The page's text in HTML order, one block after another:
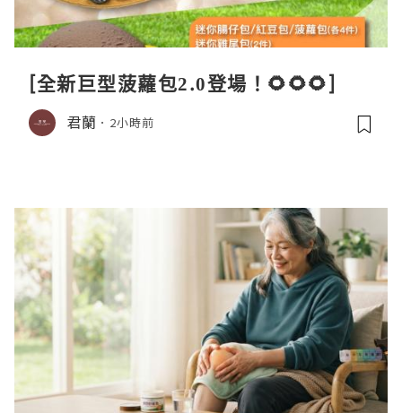
[全新巨型菠蘿包2.0登場！🌻🌻🌻]
君蘭 2小時前